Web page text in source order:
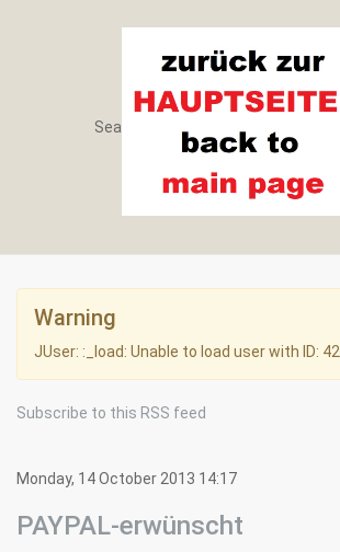
Search
Search ...
Warning
JUser: :_load: Unable to load user with ID: 42
Subscribe to this RSS feed
Monday, 14 October 2013 14:17
PAYPAL-erwünscht